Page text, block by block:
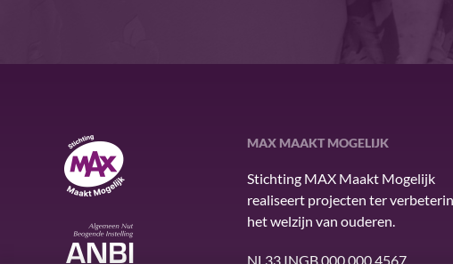
MAX Maakt MogelijkMAX MAAKT MOGELIJK
Stichting MAX Maakt Mogelijk
realiseert projecten ter
het welzijn van ouderen.
NL33 INGB 000 000 4567